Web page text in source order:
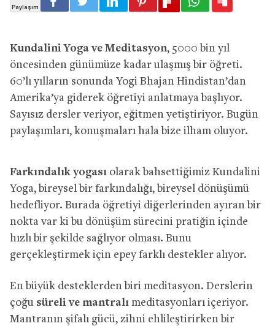
Kundalini Yoga ve Meditasyon, 5000 bin yıl
öncesinden günümüze kadar ulaşmış bir öğreti.
60’lı yılların sonunda Yogi Bhajan Hindistan’dan
Amerika’ya giderek öğretiyi anlatmaya başlıyor.
Sayısız dersler veriyor, eğitmen yetiştiriyor. Bugün
paylaşımları, konuşmaları hala bize ilham oluyor.
Farkındalık yogası olarak bahsettiğimiz Kundalini
Yoga, bireysel bir farkındalığı, bireysel dönüşümü
hedefliyor. Burada öğretiyi diğerlerinden ayıran bir
nokta var ki bu dönüşüm sürecini pratiğin içinde
hızlı bir şekilde sağlıyor olması. Bunu
gerçekleştirmek için epey farklı destekler alıyor.
En büyük desteklerden biri meditasyon. Derslerin
çoğu süreli ve mantralı meditasyonları içeriyor.
Mantranın şifalı gücü, zihni ehlileştirirken bir